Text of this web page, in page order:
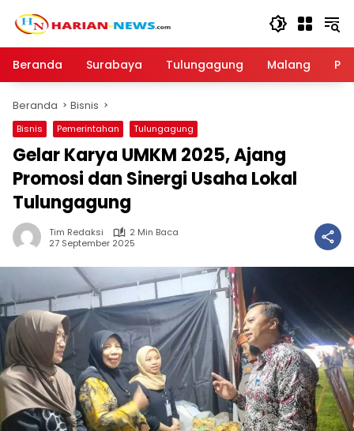
Beranda
Surabaya Tulungagung Malang
Beranda Bisnis
Bisnis Pemerintahan Tulungagung
Gelar Karya UMKM 2025, Ajang
Promosi dan Sinergi Usaha Lokal
Tulungagung
Tim Redaksi
2 Min Baca
27 September 2025